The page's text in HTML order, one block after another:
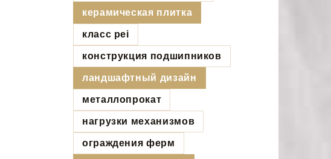
керамическая плитка
класс pei
конструкция подшипников
ландшафтный дизайн
металлопрокат
нагрузки механизмов
ограждения ферм